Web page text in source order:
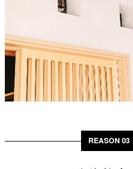
REASON 03